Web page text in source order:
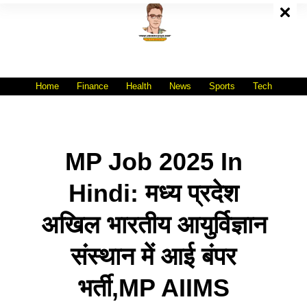
Home Finance Health News Sports Tech
MP Job 2025 In
Hindi: मध्य प्रदेश
अखिल भारतीय आयुर्विज्ञान
संस्थान में आई बंपर
भर्ती,MP AIIMS